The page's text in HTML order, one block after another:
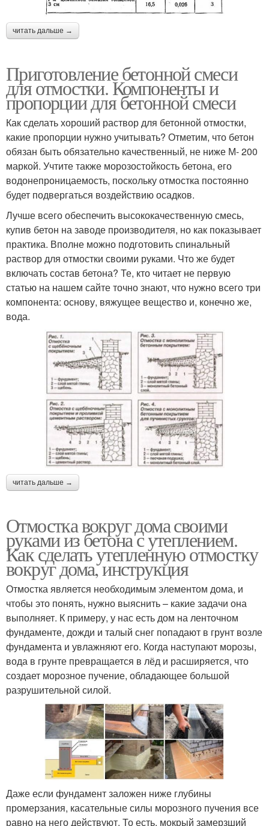
читать дальше →
Приготовление бетонной смеси
для отмостки. Компоненты и
пропорции для бетонной смеси
Как сделать хороший раствор для бетонной отмостки,
какие пропорции нужно учитывать? Отметим, что бетон
обязан быть обязательно качественный, не ниже М- 200
маркой. Учтите также морозостойкость бетона, его
водонепроницаемость, поскольку отмостка постоянно
будет подвергаться воздействию осадков.
Лучше всего обеспечить высококачественную смесь,
купив бетон на заводе производителя, но как показывает
практика. Вполне можно подготовить спинальный
раствор для отмостки своими руками. Что же будет
включать состав бетона? Те, кто читает не первую
статью на нашем сайте точно знают, что нужно всего три
компонента: основу, вяжущее вещество и, конечно же,
вода.
читать дальше →
Отмостка вокруг дома своими
руками из бетона с утеплением.
Как сделать утепленную отмостку
вокруг дома, инструкция
Отмостка является необходимым элементом дома, и
чтобы это понять, нужно выяснить – какие задачи она
выполняет. К примеру, у нас есть дом на ленточном
фундаменте, дожди и талый снег попадают в грунт возле
фундамента и увлажняют его. Когда наступают морозы,
вода в грунте превращается в лёд и расширяется, что
создает морозное пучение, обладающее большой
разрушительной силой.
Даже если фундамент заложен ниже глубины
промерзания, касательные силы морозного пучения все
равно на него действуют. То есть, мокрый замерзший